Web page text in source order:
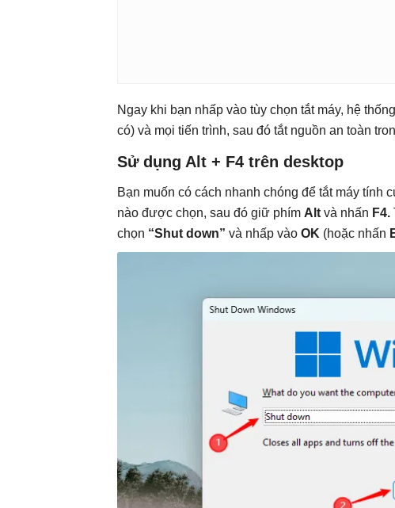
Ngay khi bạn nhấp vào tùy chọn tắt máy, hệ
có) và mọi tiến trình, sau đó tắt nguồn an toàn
Sử dụng Alt + F4 trên desktop
Bạn muốn có cách nhanh chóng để tắt máy tính
nào được chọn, sau đó giữ phím Alt và nhấn F4.
chọn “Shut down” và nhấp vào OK (hoặc nhấn